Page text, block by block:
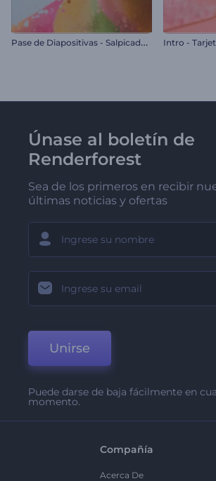
P
ase de Diapositivas - Salpicadura de Partículas Intro -
Únase al boletín de
Renderforest
Sea de los primeros en recibir
últimas noticias y ofertas
Unirse
Puede darse de baja fácilmente en
momento.
Compañía
Acerca De